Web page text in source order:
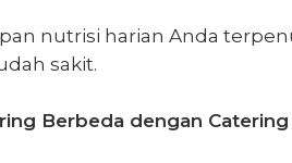
nutrisi harian Anda
sakit.
Berbeda dengan Catering